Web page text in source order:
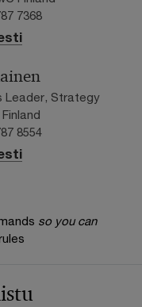
7368
Leader, Strategy
8554
so you can